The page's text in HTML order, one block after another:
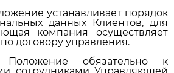
устанавливает порядок
данных Клиентов, для
компания осуществляет
по договору управления.
Положение обязательно к